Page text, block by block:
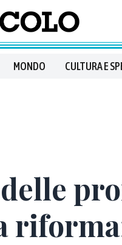
MONDO CULTURA E